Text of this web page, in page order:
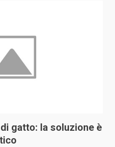
gatto: la soluzione è